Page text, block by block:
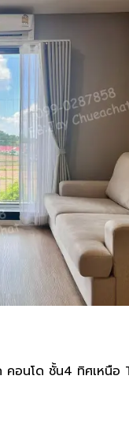
ร ฉัตรเพ
คอนโด ชั้น4 ทิศเหนือ